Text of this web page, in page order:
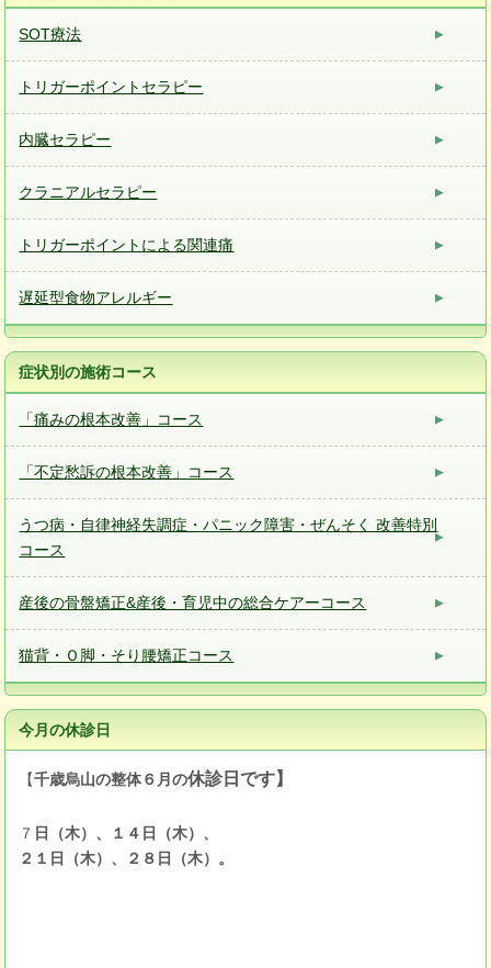
SOT療法
トリガーポイントセラピー
内臓セラピー
クラニアルセラピー
トリガーポイントによる関連痛
遅延型食物アレルギー
症状別の施術コース
「痛みの根本改善」コース
「不定愁訴の根本改善」コース
うつ病・自律神経失調症・パニック障害・ぜんそく 改善特別
コース
産後の骨盤矯正&産後・育児中の総合ケアーコース
猫背・Ｏ脚・そり腰矯正コース
今月の休診日
【千歳烏山の整体６月の休診日です】
７ 日（木）、１４日（木）、
２１日（木）、２８日（木）。